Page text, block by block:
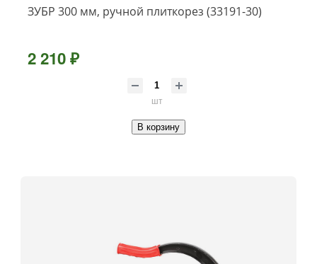
ЗУБР 300 мм, ручной плиткорез (33191-30)
2 210 ₽
шт
В корзину